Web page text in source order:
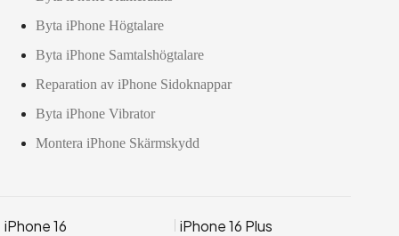
Byta iPhone Högtalare
Byta iPhone Samtalshögtalare
Reparation av iPhone Sidoknappar
Byta iPhone Vibrator
Montera iPhone Skärmskydd
iPhone 16
iPhone 16 Plus